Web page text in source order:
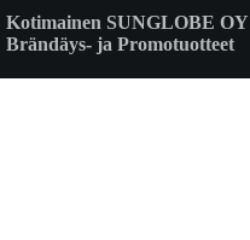
to
content
Kotimainen SUNGLOBE OY
Brändäys- ja Promotuotteet